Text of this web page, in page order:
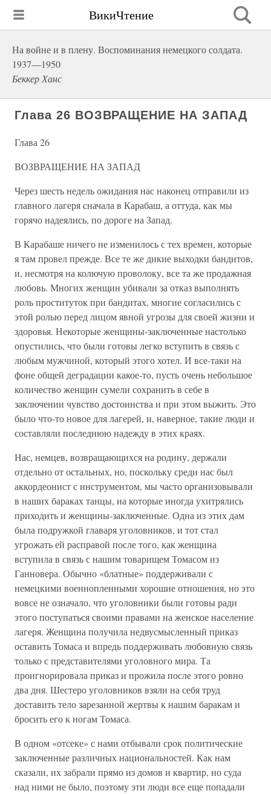
ВикиЧтение
На войне и в плену. Воспоминания немецкого солдата.
1937—1950
Беккер Ханс
Глава 26 ВОЗВРАЩЕНИЕ НА ЗАПАД
Глава 26
ВОЗВРАЩЕНИЕ НА ЗАПАД
Через шесть недель ожидания нас наконец отправили из
главного лагеря сначала в Карабаш, а оттуда, как мы
горячо надеялись, по дороге на Запад.
В Карабаше ничего не изменилось с тех времен, которые
я там провел прежде. Все те же дикие выходки бандитов,
и, несмотря на колючую проволоку, все та же продажная
любовь. Многих женщин убивали за отказ выполнять
роль проституток при бандитах, многие согласились с
этой ролью перед лицом явной угрозы для своей жизни и
здоровья. Некоторые женщины-заключенные настолько
опустились, что были готовы легко вступить в связь с
любым мужчиной, который этого хотел. И все-таки на
фоне общей деградации какое-то, пусть очень небольшое
количество женщин сумели сохранить в себе в
заключении чувство достоинства и при этом выжить. Это
было что-то новое для лагерей, и, наверное, такие люди и
составляли последнюю надежду в этих краях.
Нас, немцев, возвращающихся на родину, держали
отдельно от остальных, но, поскольку среди нас был
аккордеонист с инструментом, мы часто организовывали
в наших бараках танцы, на которые иногда ухитрялись
приходить и женщины-заключенные. Одна из этих дам
была подружкой главаря уголовников, и тот стал
угрожать ей расправой после того, как женщина
вступила в связь с нашим товарищем Томасом из
Ганновера. Обычно «блатные» поддерживали с
немецкими военнопленными хорошие отношения, но это
вовсе не означало, что уголовники были готовы ради
этого поступаться своими правами на женское население
лагеря. Женщина получила недвусмысленный приказ
оставить Томаса и впредь поддерживать любовную связь
только с представителями уголовного мира. Та
проигнорировала приказ и прожила после этого ровно
два дня. Шестеро уголовников взяли на себя труд
доставить тело зарезанной жертвы к нашим баракам и
бросить его к ногам Томаса.
В одном «отсеке» с нами отбывали срок политические
заключенные различных национальностей. Как нам
сказали, их забрали прямо из домов и квартир, но суда
над ними не было, поэтому эти люди все еще попадали